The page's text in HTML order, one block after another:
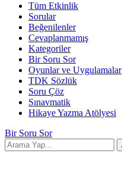
Tüm Etkinlik
Sorular
Beğenilenler
Cevaplanmamış
Kategoriler
Bir Soru Sor
Oyunlar ve Uygulamalar
TDK Sözlük
Soru Çöz
Sınavmatik
Hikaye Yazma Atölyesi
Bir Soru Sor